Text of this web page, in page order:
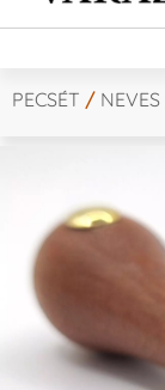
PECSÉT / NEVES